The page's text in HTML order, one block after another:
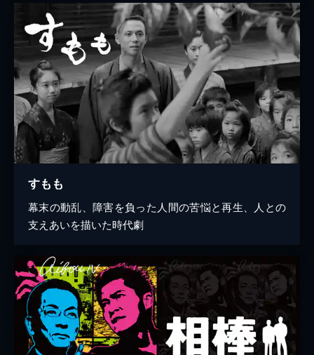
すもも
幕末の動乱、障害を負った人間の苦悩と再生、人との
支えあいを描いた時代劇